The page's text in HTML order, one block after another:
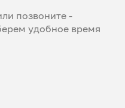
позвоните -
удобное время